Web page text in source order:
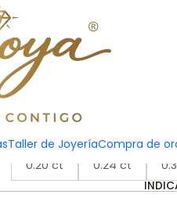
Taller de JoyeríaCompra de
Anillo
0.20 ct 0.24 ct